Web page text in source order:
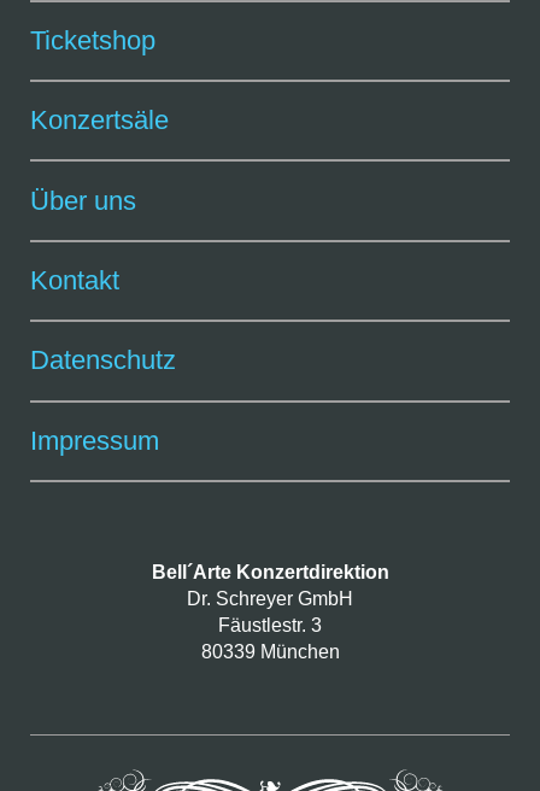
Ticketshop
Konzertsäle
Über uns
Kontakt
Datenschutz
Impressum
Bell´Arte Konzertdirektion
Dr. Schreyer GmbH
Fäustlestr. 3
80339 München